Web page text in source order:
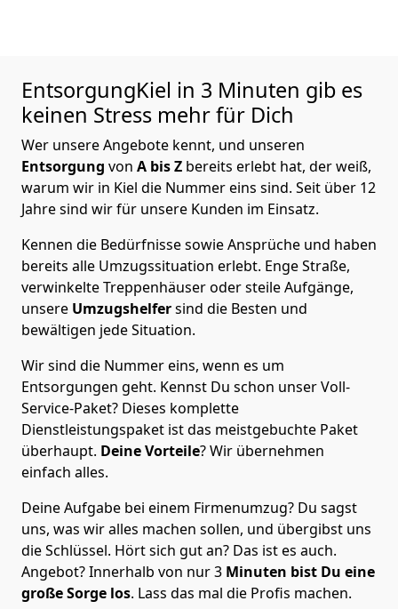
EntsorgungKiel in 3 Minuten gib es
keinen Stress mehr für Dich
Wer unsere Angebote kennt, und unseren
Entsorgung von A bis Z bereits erlebt hat, der weiß,
warum wir in Kiel die Nummer eins sind. Seit über 12
Jahre sind wir für unsere Kunden im Einsatz.
Kennen die Bedürfnisse sowie Ansprüche und haben
bereits alle Umzugssituation erlebt. Enge Straße,
verwinkelte Treppenhäuser oder steile Aufgänge,
unsere Umzugshelfersind die Besten und
bewältigen jede Situation.
Wir sind die Nummer eins, wenn es um
Entsorgungen geht. Kennst Du schon unser Voll-
Service-Paket? Dieses komplette
Dienstleistungspaket ist das meistgebuchte Paket
überhaupt. Deine Vorteile? Wir übernehmen
einfach alles.
Deine Aufgabe bei einem Firmenumzug? Du sagst
uns, was wir alles machen sollen, und übergibst uns
die Schlüssel. Hört sich gut an? Das ist es auch.
Angebot? Innerhalb von nur 3 Minuten bist Du eine
große Sorge los. Lass das mal die Profis machen.